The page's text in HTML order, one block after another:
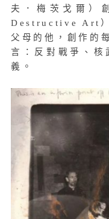
夫．梅茨戈爾）
Destructive Art）
父母的他，創作的
言：反對戰爭、核
義。